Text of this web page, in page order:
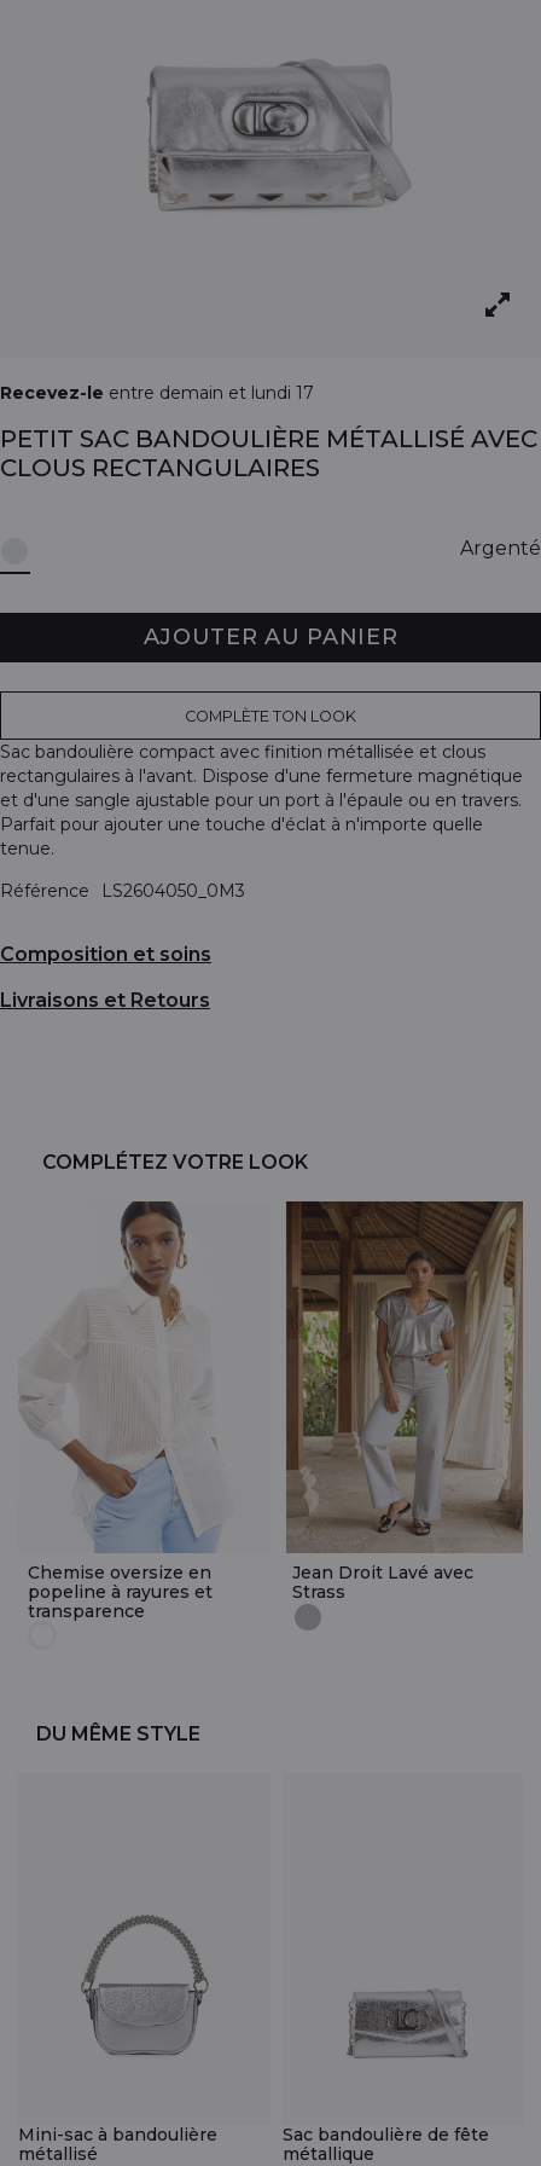
Recevez-le entre demain et lundi 17
PETIT SAC BANDOULIÈRE MÉTALLISÉ AVEC
CLOUS RECTANGULAIRES
Argenté
AJOUTER AU PANIER
COMPLÈTE TON LOOK
Sac bandoulière compact avec finition métallisée et clous
rectangulaires à l'avant. Dispose d'une fermeture magnétique
et d'une sangle ajustable pour un port à l'épaule ou en travers.
Parfait pour ajouter une touche d'éclat à n'importe quelle
tenue.
Référence
LS2604050_0M3
Composition et soins
Livraisons et Retours
COMPLÉTEZ VOTRE LOOK
Chemise oversize en
popeline à rayures et
transparence
Jean Droit Lavé avec
Strass
DU MÊME STYLE
Mini-sac à bandoulière
métallisé
Sac bandoulière de fête
métallique